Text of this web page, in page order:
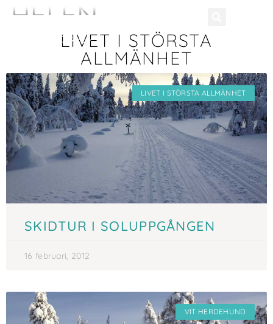
LIVET I STÖRSTA
ALLMÄNHET
LIVET I STÖRSTA ALLMÄNHET
SKIDTUR I SOLUPPGÅNGEN
16 februari, 2012
VIT HERDEHUND